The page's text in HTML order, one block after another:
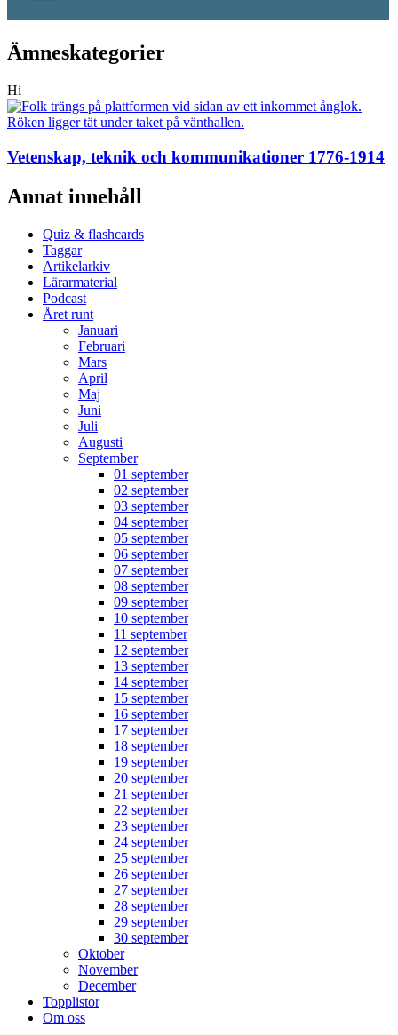
Ämneskategorier
Hi
Vetenskap, teknik och kommunikationer 1776-1914
Annat innehåll
Quiz & flashcards
Taggar
Artikelarkiv
Lärarmaterial
Podcast
Året runt
Januari
Februari
Mars
April
Maj
Juni
Juli
Augusti
September
01 september
02 september
03 september
04 september
05 september
06 september
07 september
08 september
09 september
10 september
11 september
12 september
13 september
14 september
15 september
16 september
17 september
18 september
19 september
20 september
21 september
22 september
23 september
24 september
25 september
26 september
27 september
28 september
29 september
30 september
Oktober
November
December
Topplistor
Om oss